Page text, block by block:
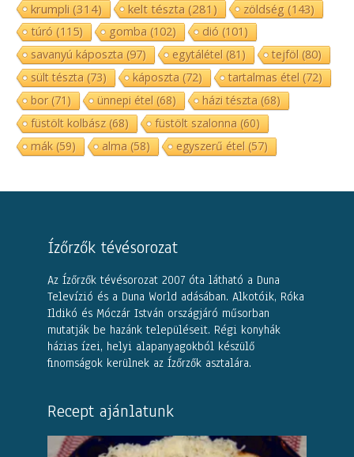
krumpli(314) kelt tészta(281) zöldség(143)
túró (115) gomba (102) dió (101)
savanyú káposzta (97) egytálétel (81) tejföl (80)
sült tészta (73) káposzta (72) tartalmas étel (72)
bor(71) ünnepi étel (68) házi tészta (68)
füstölt kolbász(68) füstölt szalonna (60)
mák(59) alma (58) egyszerű étel (57)
Ízőrzők tévésorozat
Az Ízőrzők tévésorozat 2007 óta látható a Duna
Televízió és a Duna World adásában. Alkotóik, Róka
Ildikó és Móczár István országjáró műsorban
mutatják be hazánk településeit. Régi konyhák
házias ízei, helyi alapanyagokból készülő
finomságok kerülnek az Ízőrzők asztalára.
Recept ajánlatunk